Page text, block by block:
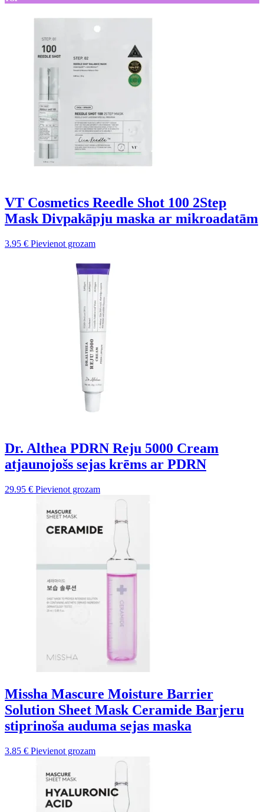
VT Cosmetics Reedle Shot 100 2Step
Mask Divpakāpju maska ar mikroadatām
3.95 € Pievienot grozam
Dr. Althea PDRN Reju 5000 Cream
atjaunojošs sejas krēms ar PDRN
29.95 € Pievienot grozam
Missha Mascure Moisture Barrier
Solution Sheet Mask Ceramide Barjeru
stiprinoša auduma sejas maska
3.85 € Pievienot grozam